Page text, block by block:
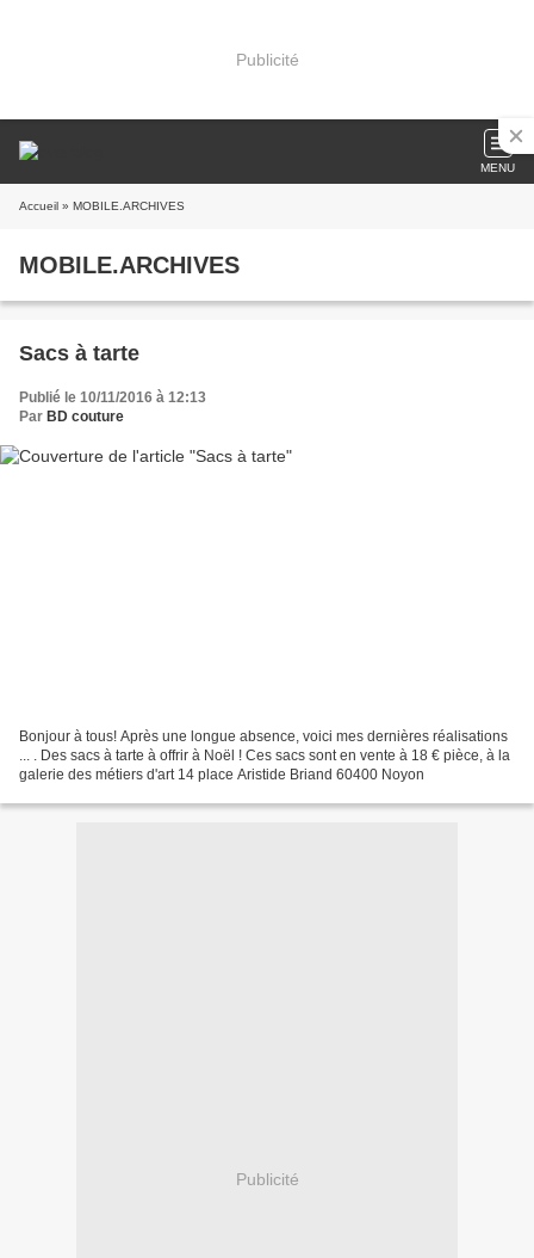
Publicité
MENU
Accueil » MOBILE.ARCHIVES
MOBILE.ARCHIVES
Sacs à tarte
Publié le 10/11/2016 à 12:13
Par BD couture
Bonjour à tous! Après une longue absence, voici mes dernières réalisations
... . Des sacs à tarte à offrir à Noël ! Ces sacs sont en vente à 18 € pièce, à la
galerie des métiers d'art 14 place Aristide Briand 60400 Noyon
Publicité